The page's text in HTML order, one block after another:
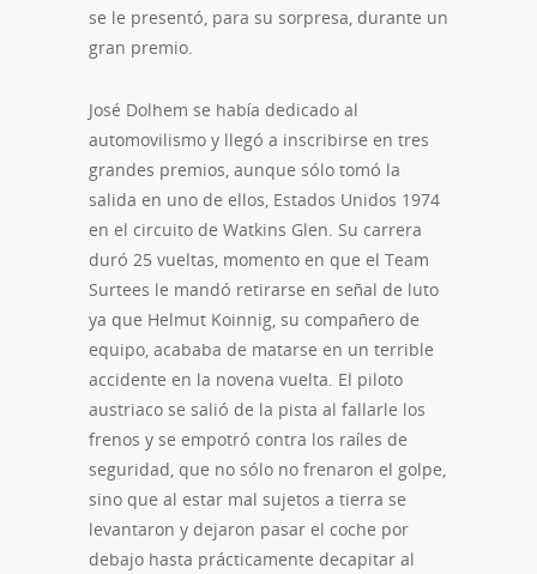
se le presentó, para su sorpresa, durante un
gran premio.
José Dolhem se había dedicado al
automovilismo y llegó a inscribirse en tres
grandes premios, aunque sólo tomó la
salida en uno de ellos, Estados Unidos 1974
en el circuito de Watkins Glen. Su carrera
duró 25 vueltas, momento en que el Team
Surtees le mandó retirarse en señal de luto
ya que Helmut Koinnig, su compañero de
equipo, acababa de matarse en un terrible
accidente en la novena vuelta. El piloto
austriaco se salió de la pista al fallarle los
frenos y se empotró contra los raíles de
seguridad, que no sólo no frenaron el golpe,
sino que al estar mal sujetos a tierra se
levantaron y dejaron pasar el coche por
debajo hasta prácticamente decapitar al